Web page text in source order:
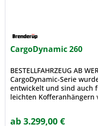
CargoDynamic 260
BESTELLFAHRZEUG AB
CargoDynamic-Serie
entwickelt und sind auch
leichten
ab 3.299,00 €